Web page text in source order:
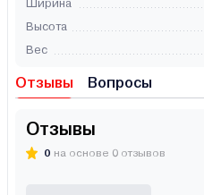
Ширина
Высота
Вес
Отзывы Вопросы
Отзывы
0 на основе 0 отзывов